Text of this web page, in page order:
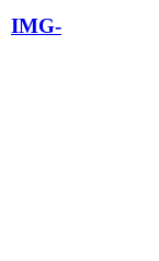
IMG-